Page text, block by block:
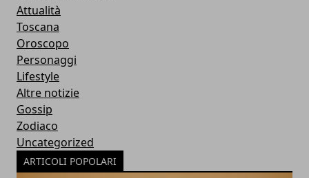
Attualità
Toscana
Oroscopo
Personaggi
Lifestyle
Altre notizie
Gossip
Zodiaco
Uncategorized
ARTICOLI POPOLARI